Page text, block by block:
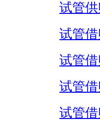
试管
试管
试管
试管
试管